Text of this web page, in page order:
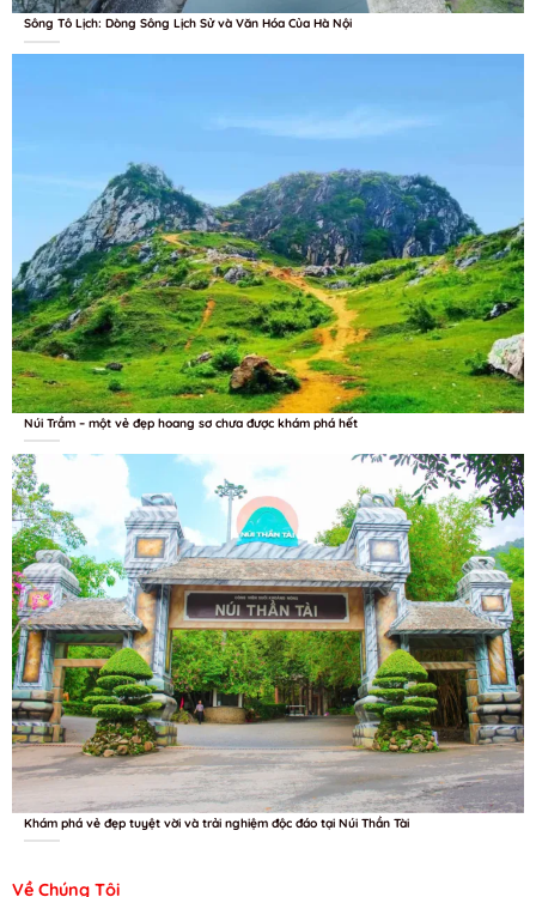
Về Chúng Tôi
Sông Tô Lịch: Dòng Sông Lịch Sử và Văn Hóa Của Hà Nội
Núi Trầm – một vẻ đẹp hoang sơ chưa được khám phá hết
Khám phá vẻ đẹp tuyệt vời và trải nghiệm độc đáo tại Núi Thần Tài